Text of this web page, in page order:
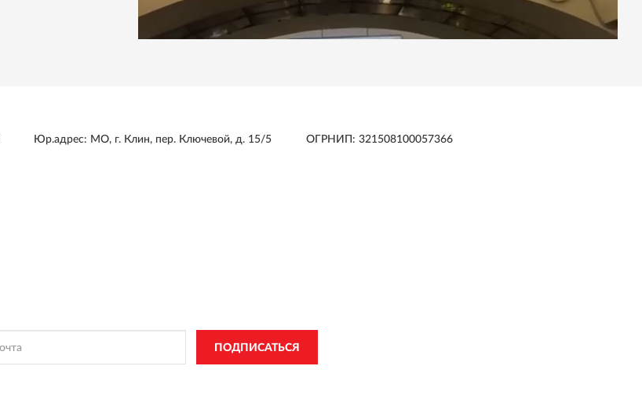
Юр.адрес: МО, г. Клин, пер. Ключевой, д. 15/5 ОГРНИП: 321508100057366
ПОДПИСАТЬСЯ